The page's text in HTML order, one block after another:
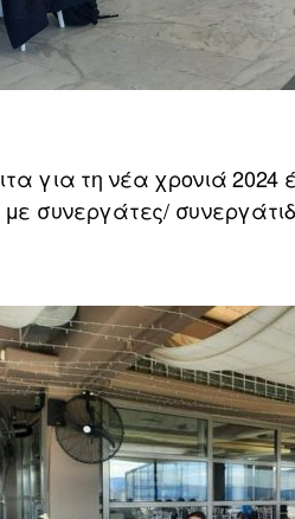
για τη νέα χρονιά 2024
συνεργάτες/